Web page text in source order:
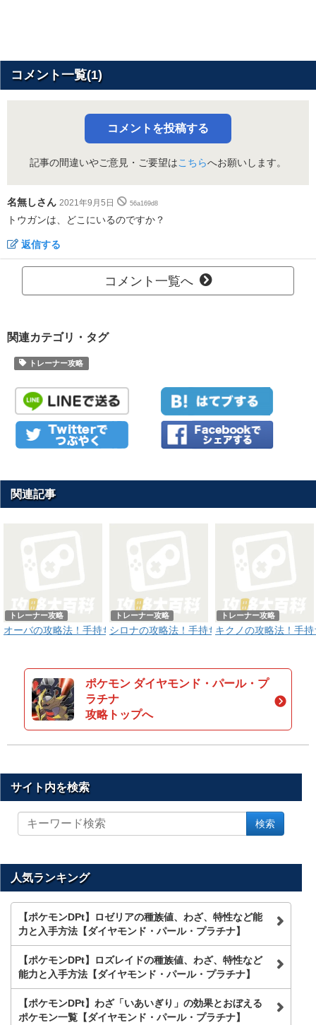
コメント一覧(1)
コメントを投稿する
記事の間違いやご意見・ご要望はこちらへお願いします。
名無しさん 2021年9月5日 56a169d8
トウガンは、どこにいるのですか？
返信する
コメント一覧へ
関連カテゴリ・タグ
トレーナー攻略
関連記事
トレーナー攻略
オーバの攻略法！手持ち・おすすめポケモン紹介
トレーナー攻略
シロナの攻略法！手持ち・おすすめポケモン
トレーナー攻略
キクノの攻略法！手
ポケモン ダイヤモンド・パール・プ
ラチナ
攻略トップへ
サイト内を検索
イ
を
検
索
検索
人気ランキング
【ポケモンDPt】ロゼリアの種族値、わざ、特性など能
力と入手方法【ダイヤモンド・パール・プラチナ】
【ポケモンDPt】ロズレイドの種族値、わざ、特性など
能力と入手方法【ダイヤモンド・パール・プラチナ】
【ポケモンDPt】わざ「いあいぎり」の効果とおぼえる
ポケモン一覧【ダイヤモンド・パール・プラチナ】